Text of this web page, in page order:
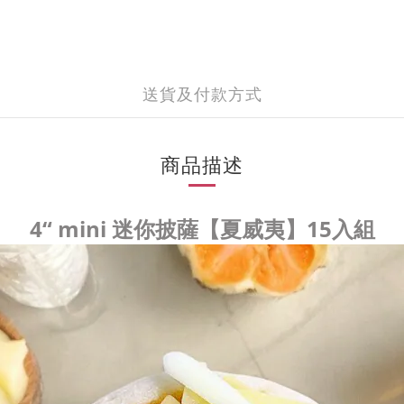
送貨及付款方式
商品描述
4“ mini 迷你披薩【夏威夷】15入組